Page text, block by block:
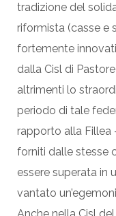
tradizione del
riformista (casse e
fortemente
dalla Cisl di
altrimenti lo
periodo di tale
rapporto alla Fillea
forniti dalle stesse
essere superata in
vantato